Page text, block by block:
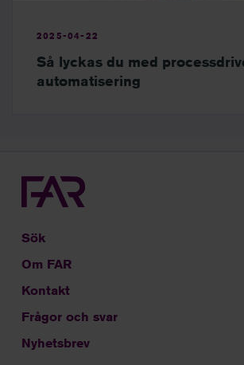
2025-04-22
Så lyckas du med
automatisering
Sök
Om FAR
Kontakt
Frågor och svar
Nyhetsbrev